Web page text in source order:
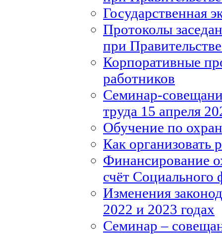
Государственная
Протоколы
при
Корпоративные
работников
Семинар-
труда 15 апреля
Обучение по
Как организовать
Финансирование
счёт Социального
Изменения
2022 и 2023 годах
Семинар –